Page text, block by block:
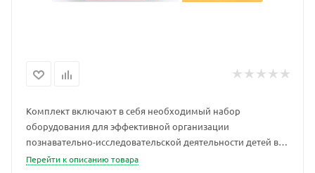
Комплект включают в себя необходимый набор
оборудования для эффективной организации
познавательно-исследовательской деятельности детей в
старших группах детских дошкольных образовательных
Перейти к описанию товара